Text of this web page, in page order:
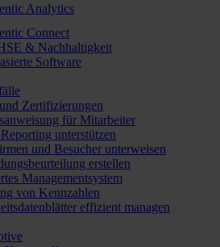
Analytics
Connect
& Nachhaltigkeit
Software
Zertifizierungen
für Mitarbeiter
unterstützen
und Besucher unterweisen
erstellen
Managementsystem
von Kennzahlen
effizient managen